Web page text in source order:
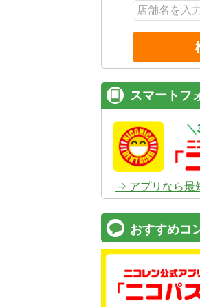
スマートフ
⇒ アプリなら最
おすすめコ